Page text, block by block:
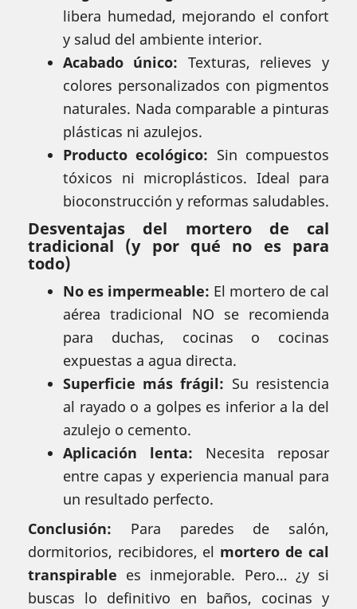
libera humedad, mejorando el confort
y salud del ambiente interior.
Acabado único: Texturas, relieves y
colores personalizados con pigmentos
naturales. Nada comparable a pinturas
plásticas ni azulejos.
Producto ecológico: Sin compuestos
tóxicos ni microplásticos. Ideal para
bioconstrucción y reformas saludables.
Desventajas del mortero de cal
tradicional (y por qué no es para
todo)
No es impermeable: El mortero de cal
aérea tradicional NO se recomienda
para duchas, cocinas o cocinas
expuestas a agua directa.
Superficie más frágil: Su resistencia
al rayado o a golpes es inferior a la del
azulejo o cemento.
Aplicación lenta: Necesita reposar
entre capas y experiencia manual para
un resultado perfecto.
Conclusión: Para paredes de salón,
dormitorios, recibidores, el mortero de cal
transpirable es inmejorable. Pero… ¿y si
buscas lo definitivo en baños, cocinas y